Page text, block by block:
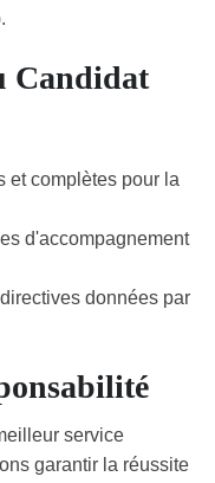
Candidat
et complètes pour la
d'accompagnement
données par
service
garantir la réussite